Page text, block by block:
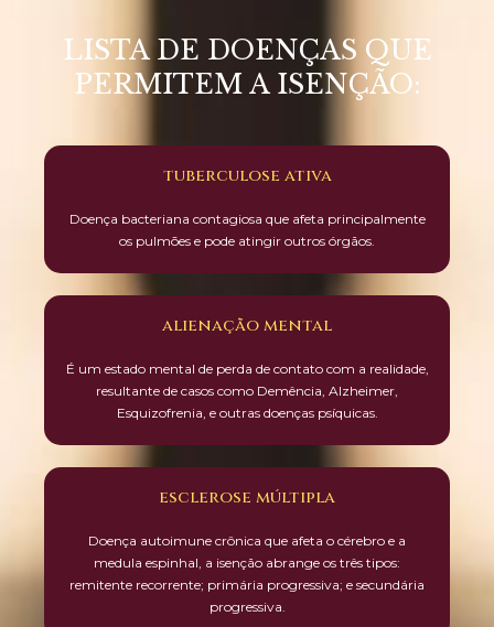
LISTA DE DOENÇAS QUE
PERMITEM A ISENÇÃO:
tuberculose ativa
Doença bacteriana contagiosa que afeta principalmente
os pulmões e pode atingir outros órgãos.
alienação mental
É um estado mental de perda de contato com a realidade,
resultante de casos como Demência, Alzheimer,
Esquizofrenia, e outras doenças psíquicas.
esclerose múltipla
Doença autoimune crônica que afeta o cérebro e a
medula espinhal, a isenção abrange os três tipos:
remitente recorrente; primária progressiva; e secundária
progressiva.